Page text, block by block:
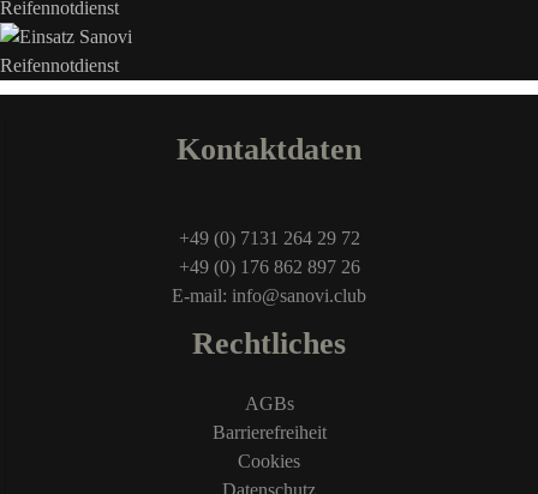
Kontaktdaten
+49 (0) 7131 264 29 72
+49 (0) 176 862 897 26
E-mail: info@sanovi.club
Rechtliches
AGBs
Barrierefreiheit
Cookies
Datenschutz